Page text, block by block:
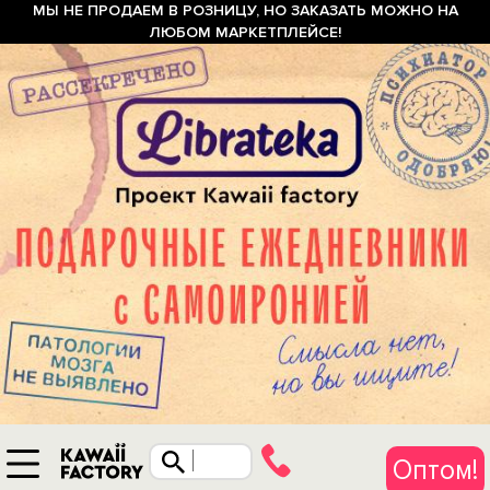
МЫ НЕ ПРОДАЕМ В РОЗНИЦУ, НО ЗАКАЗАТЬ МОЖНО НА
ЛЮБОМ МАРКЕТПЛЕЙСЕ!
Оптом!